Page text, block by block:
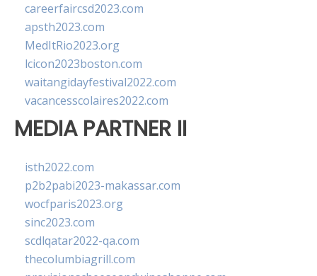
careerfaircsd2023.com
apsth2023.com
MedItRio2023.org
lcicon2023boston.com
waitangidayfestival2022.com
vacancesscolaires2022.com
MEDIA PARTNER II
isth2022.com
p2b2pabi2023-makassar.com
wocfparis2023.org
sinc2023.com
scdlqatar2022-qa.com
thecolumbiagrill.com